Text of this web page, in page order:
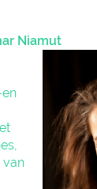
Niamut
van